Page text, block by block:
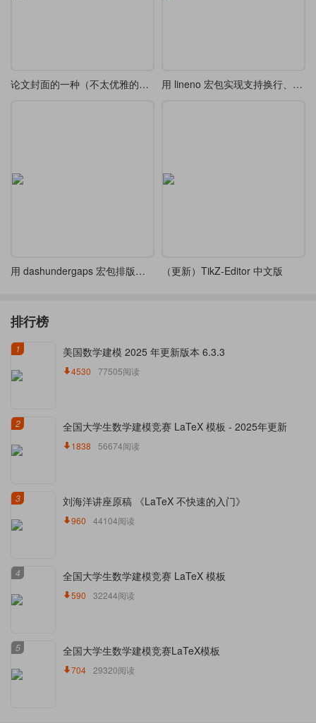
论文封面的一种（不太优雅的）实现方法 用 lineno 宏包实现支持换行、分段和分页的下画线效果
用 dashundergaps 宏包排版完型填空题 （更新）TikZ-Editor 中文版
排行榜
1 美国数学建模 2025 年更新版本 6.3.3
4530 77505阅读
2 全国大学生数学建模竞赛 LaTeX 模板 - 2025年更新
1838 56674阅读
3 刘海洋讲座原稿 《LaTeX 不快速的入门》
960 44104阅读
4 全国大学生数学建模竞赛 LaTeX 模板
590 32244阅读
5 全国大学生数学建模竞赛LaTeX模板
704 29320阅读